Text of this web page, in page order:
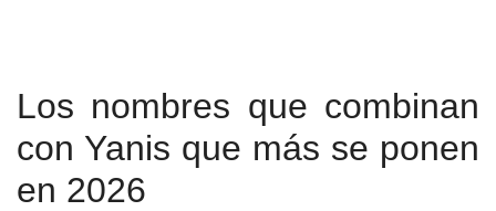
Los nombres que combinan
con Yanis que más se ponen
en 2026